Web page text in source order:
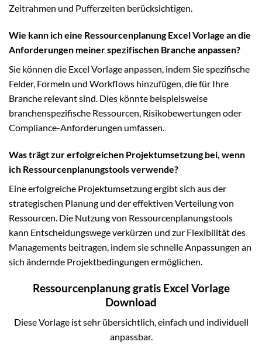
Zeitrahmen und Pufferzeiten berücksichtigen.
Wie kann ich eine Ressourcenplanung Excel Vorlage an die
Anforderungen meiner spezifischen Branche anpassen?
Sie können die Excel Vorlage anpassen, indem Sie spezifische
Felder, Formeln und Workflows hinzufügen, die für Ihre
Branche relevant sind. Dies könnte beispielsweise
branchenspezifische Ressourcen, Risikobewertungen oder
Compliance-Anforderungen umfassen.
Was trägt zur erfolgreichen Projektumsetzung bei, wenn
ich Ressourcenplanungstools verwende?
Eine erfolgreiche Projektumsetzung ergibt sich aus der
strategischen Planung und der effektiven Verteilung von
Ressourcen. Die Nutzung von Ressourcenplanungstools
kann Entscheidungswege verkürzen und zur Flexibilität des
Managements beitragen, indem sie schnelle Anpassungen an
sich ändernde Projektbedingungen ermöglichen.
Ressourcenplanung gratis Excel Vorlage
Download
Diese Vorlage ist sehr übersichtlich, einfach und individuell
anpassbar.